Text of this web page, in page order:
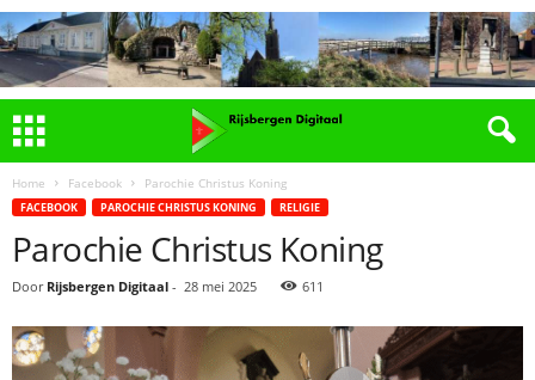
Home Facebook Parochie Christus Koning
FACEBOOK PAROCHIE CHRISTUS KONING RELIGIE
Parochie Christus Koning
Door Rijsbergen Digitaal - 28 mei 2025 611